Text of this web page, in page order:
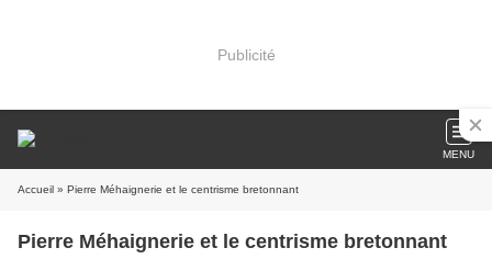
Publicité
MENU
Accueil » Pierre Méhaignerie et le centrisme bretonnant
Pierre Méhaignerie et le centrisme bretonnant